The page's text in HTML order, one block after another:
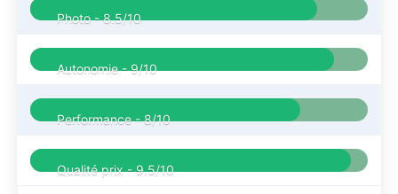
Photo -8.5/10
Autonomie -9/10
Performance -8/10
Qualité prix -9.5/10